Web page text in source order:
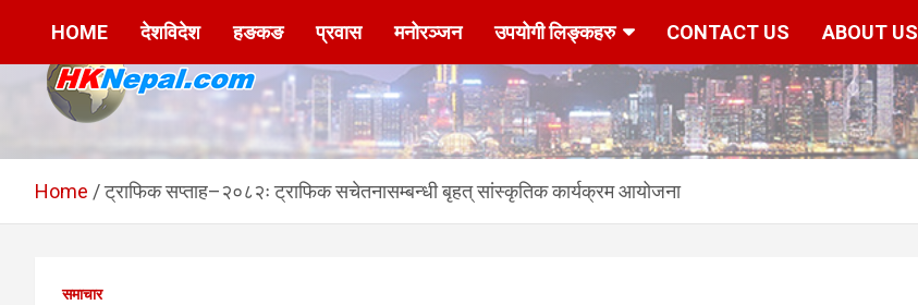
HKNepal.com –
हङकङबाट सञ्चालित पहिलो
hknepal, hknepal.com, hk nepal, hk nepal com
HOME देशविदेश हङकङ प्रवास मनोरञ्जन उपयोगी लिङ्कहरु CONTACT US ABOUT US
Home ट्राफिक सप्ताह–२०८२ः ट्राफिक सचेतनासम्बन्धी बृहत् सांस्कृतिक कार्यक्रम आयोजना
समाचार